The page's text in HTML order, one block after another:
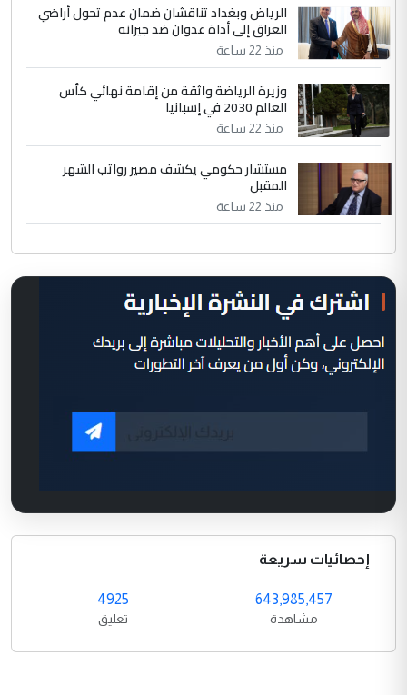
الرياض وبغداد تناقشان ضمان عدم تحول أراضي
العراق إلى أداة عدوان ضد جيرانه
منذ 22 ساعة
وزيرة الرياضة واثقة من إقامة نهائي كأس
العالم 2030 في إسبانيا
منذ 22 ساعة
مستشار حكومي يكشف مصير رواتب الشهر
المقبل
منذ 22 ساعة
إحصائيات سريعة
643,985,457
مشاهدة
4925
تعليق